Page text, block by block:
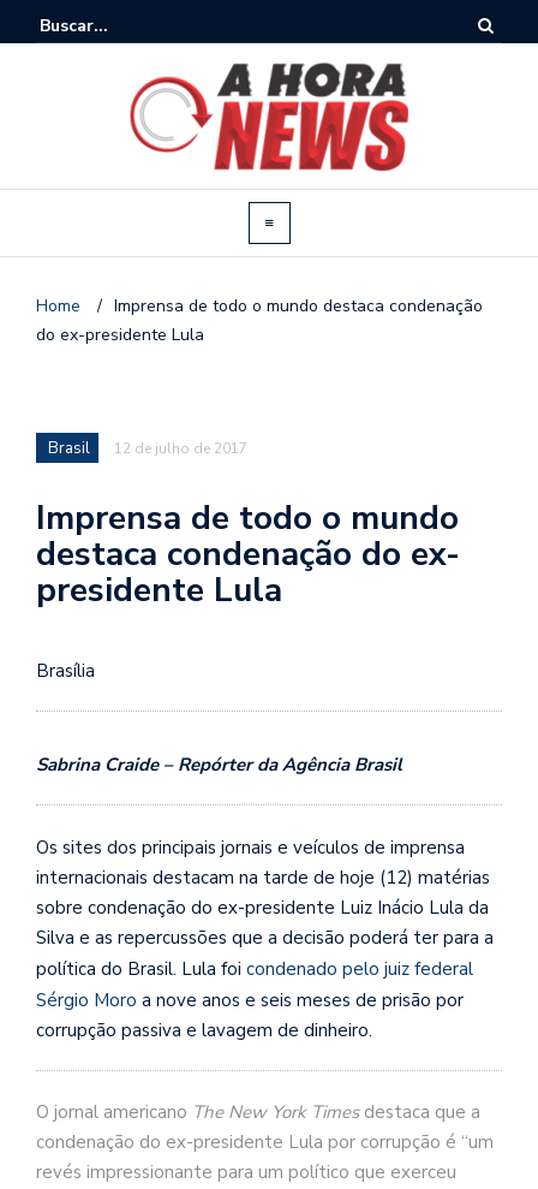
Home / Imprensa de todo o mundo destaca condenação
do ex-presidente Lula
Brasil 12 de julho de 2017
Imprensa de todo o mundo
destaca condenação do ex-
presidente Lula
Brasília
Sabrina Craide – Repórter da Agência Brasil
Os sites dos principais jornais e veículos de imprensa
internacionais destacam na tarde de hoje (12) matérias
sobre condenação do ex-presidente Luiz Inácio Lula da
Silva e as repercussões que a decisão poderá ter para a
política do Brasil. Lula foi condenado pelo juiz federal
Sérgio Moro a nove anos e seis meses de prisão por
corrupção passiva e lavagem de dinheiro.
O jornal americano The New York Timesdestaca que a
condenação do ex-presidente Lula por corrupção é “um
revés impressionante para um político que exerceu